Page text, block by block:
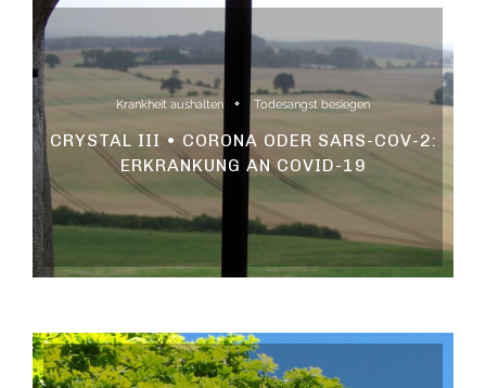
Krankheit aushalten Todesangst besiegen
CRYSTAL III • CORONA ODER SARS-COV-2:
ERKRANKUNG AN COVID-19